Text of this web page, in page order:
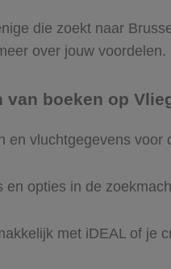
die zoekt naar
over jouw voordelen.
van boeken op
en vluchtgegevens voor
en opties in de
met iDEAL of je